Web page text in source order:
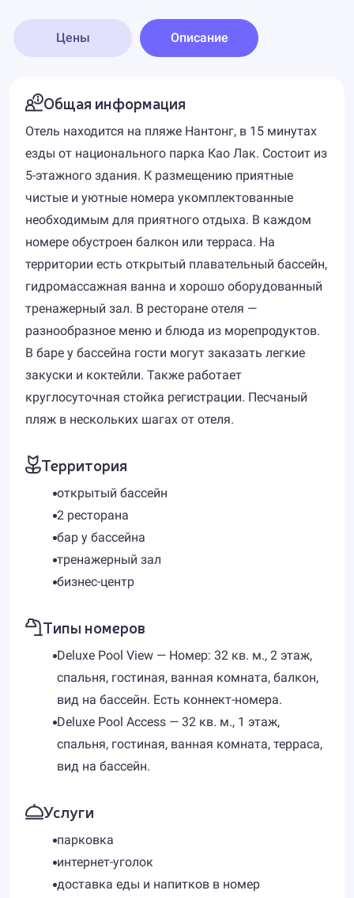
Цены Описание
Общая информация
Отель находится на пляже Нантонг, в 15 минутах
езды от национального парка Као Лак. Состоит из
5-этажного здания. К размещению приятные
чистые и уютные номера укомплектованные
необходимым для приятного отдыха. В каждом
номере обустроен балкон или терраса. На
территории есть открытый плавательный бассейн,
гидромассажная ванна и хорошо оборудованный
тренажерный зал. В ресторане отеля —
разнообразное меню и блюда из морепродуктов.
В баре у бассейна гости могут заказать легкие
закуски и коктейли. Также работает
круглосуточная стойка регистрации. Песчаный
пляж в нескольких шагах от отеля.
Территория
открытый бассейн
2 ресторана
бар у бассейна
тренажерный зал
бизнес-центр
Типы номеров
Deluxe Pool View — Номер: 32 кв. м., 2 этаж,
спальня, гостиная, ванная комната, балкон,
вид на бассейн. Есть коннект-номера.
Deluxe Pool Access — 32 кв. м., 1 этаж,
спальня, гостиная, ванная комната, терраса,
вид на бассейн.
Услуги
парковка
интернет-уголок
доставка еды и напитков в номер